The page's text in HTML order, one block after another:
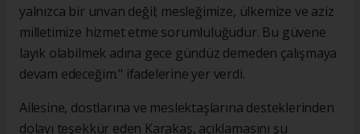
yalnızca bir unvan değil; mesleğimize, ülkemize ve aziz
milletimize hizmet etme sorumluluğudur. Bu güvene
layık olabilmek adına gece gündüz demeden çalışmaya
devam edeceğim." ifadelerine yer verdi.
Ailesine, dostlarına ve meslektaşlarına desteklerinden
dolayı teşekkür eden Karakaş, açıklamasını şu